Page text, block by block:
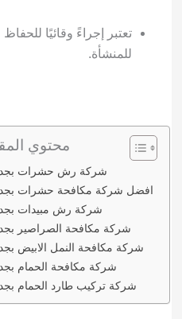
تعتبر إجراءً وقائيًا
للمنشأة.
محتوي
شركة رش حشرات
افضل شركة مكافحة حشرات
شركة رش مبيدات
شركة مكافحة الصراصير
شركة مكافحة النمل الابيض
شركة مكافحة الحمام
شركة تركيب طارد الحمام